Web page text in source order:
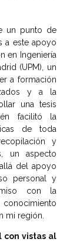
un punto de
a este apoyo
en Ingeniería
(UPM), un
a formación
y a la
una tesis
facilitó la
de toda
y
un aspecto
del apoyo
personal y
con la
mi región.
con vistas al